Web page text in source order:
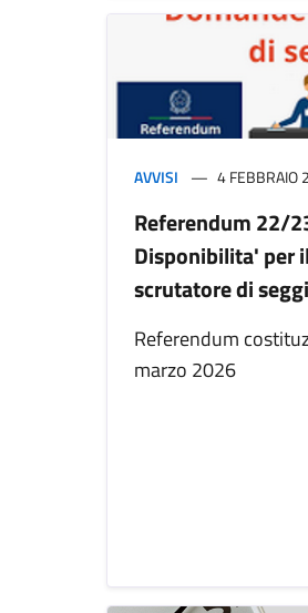
AVVISI 4 FEBBRAIO
Referendum 22/
Disponibilita' per
scrutatore di
Referendum
marzo 2026